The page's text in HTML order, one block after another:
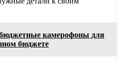
камерофоны для
бюджете